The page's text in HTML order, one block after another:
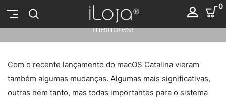
0
Novidades no macOS Catalina. Vê aqui as 4
melhores!
Com o recente lançamento do macOS Catalina vieram
também algumas mudanças. Algumas mais significativas,
outras nem tanto, mas todas importantes para o sistema